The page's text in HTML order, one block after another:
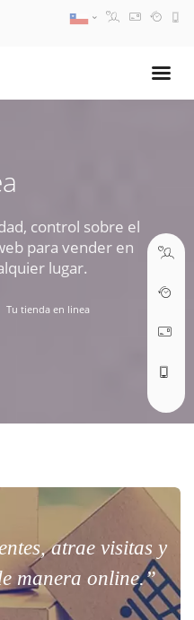
control sobre el
para vender en
lugar.
Tu tienda en linea
atrae visitas y
manera online.”
PM
ABRIR TICKET